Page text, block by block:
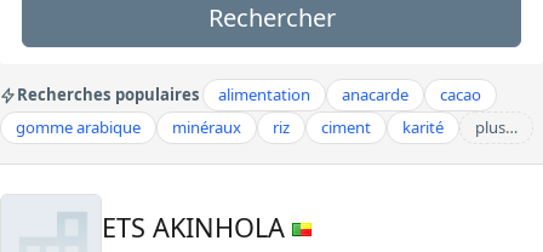
Rechercher
Recherches populaires alimentation anacarde
cacao
gomme arabique
minéraux riz ciment karité plus…
ETS AKINHOLA